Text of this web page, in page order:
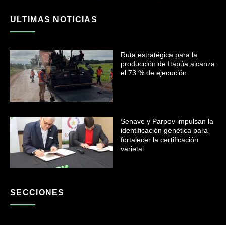
ULTIMAS NOTICIAS
Ruta estratégica para la
producción de Itapúa alcanza
el 73 % de ejecución
Senave y Parpov impulsan la
identificación genética para
fortalecer la certificación
varietal
SECCIONES